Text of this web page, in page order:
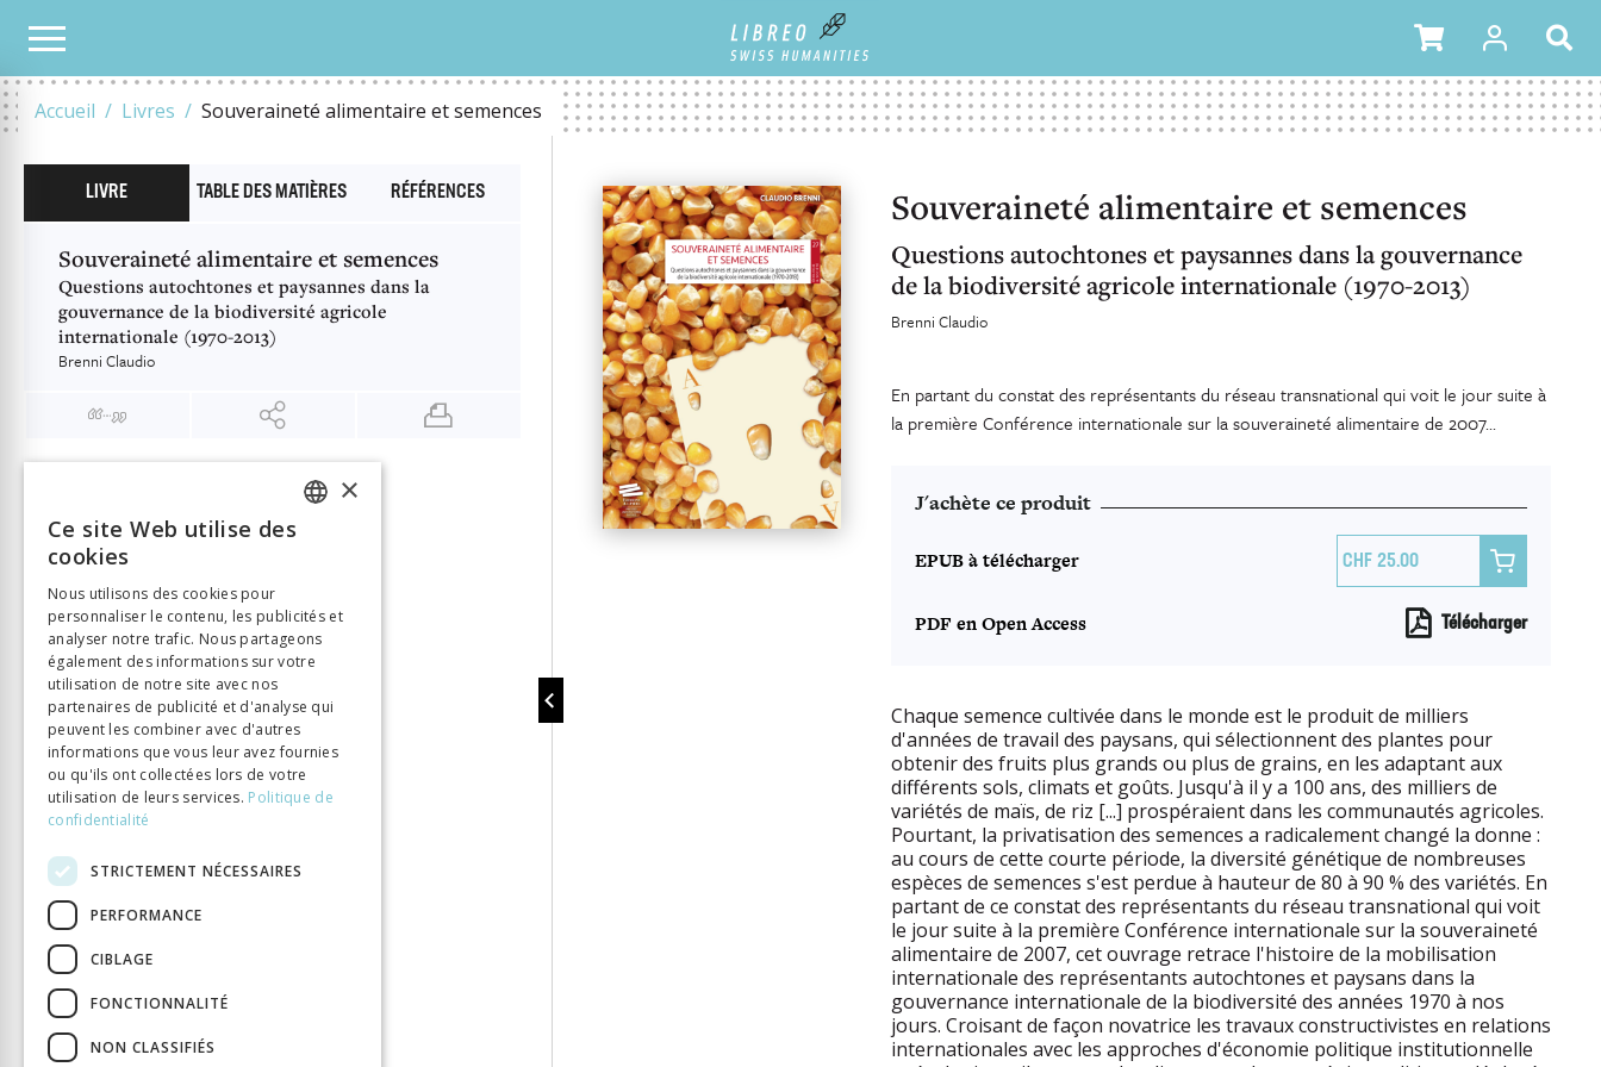
Accueil Livres Souveraineté alimentaire et semences
NOTRE CATALOGUE
Souveraineté alimentaire et semences
Questions autochtones et paysannes dans la gouvernance
de la biodiversité agricole internationale (1970-2013)
Brenni Claudio
En partant du constat des représentants du réseau transnational qui voit le jour suite à
la première Conférence internationale sur la souveraineté alimentaire de 2007...
J'achète ce produit
EPUB à télécharger 25.00 
PDF en Open Access Télécharger
Chaque semence cultivée dans le monde est le produit de milliers
d'années de travail des paysans, qui sélectionnent des plantes pour
obtenir des fruits plus grands ou plus de grains, en les adaptant aux
différents sols, climats et goûts. Jusqu'à il y a 100 ans, des milliers de
variétés de maïs, de riz [...] prospéraient dans les communautés agricoles.
Pourtant, la privatisation des semences a radicalement changé la donne :
au cours de cette courte période, la diversité génétique de nombreuses
espèces de semences s'est perdue à hauteur de 80 à 90 % des variétés. En
partant de ce constat des représentants du réseau transnational qui voit
le jour suite à la première Conférence internationale sur la souveraineté
alimentaire de 2007, cet ouvrage retrace l'histoire de la mobilisation
internationale des représentants autochtones et paysans dans la
gouvernance internationale de la biodiversité des années 1970 à nos
jours. Croisant de façon novatrice les travaux constructivistes en relations
internationales avec les approches d'économie politique institutionnelle
LIVRE TABLE DES MATIÈRES RÉFÉRENCES
Souveraineté alimentaire et semences
Questions autochtones et paysannes dans la
gouvernance de la biodiversité agricole
internationale (1970-2013)
Brenni Claudio
Éditeur
Alphil
Langue
Français
Nombre de pages
460
Parution
1 mars 2019
Type de livre
Monographie
DOI
10.33055/ALPHIL.03110
ITALIAN
×
Ce site Web utilise des
cookies
Nous utilisons des cookies pour
personnaliser le contenu, les publicités et
analyser notre trafic. Nous partageons
également des informations sur votre
utilisation de notre site avec nos
partenaires de publicité et d'analyse qui
peuvent les combiner avec d'autres
informations que vous leur avez fournies
ou qu'ils ont collectées lors de votre
utilisation de leurs services. Politique de
confidentialité
STRICTEMENT NÉCESSAIRES
PERFORMANCE
CIBLAGE
FONCTIONNALITÉ
NON CLASSIFIÉS